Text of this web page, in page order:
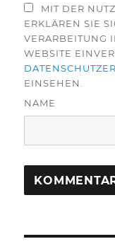
MIT DER
ERKLÄREN SIE
VERARBEITUNG
WEBSITE
EINSEHEN.
NAME